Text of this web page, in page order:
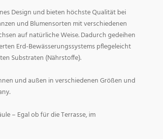
Design und bieten höchste Qualität bei
und Blumensorten mit verschiedenen
auf natürliche Weise. Dadurch gedeihen
Erd-Bewässerungssystems pflegeleicht
Substraten (Nährstoffe).
und außen in verschiedenen Größen und
– Egal ob für die Terrasse, im